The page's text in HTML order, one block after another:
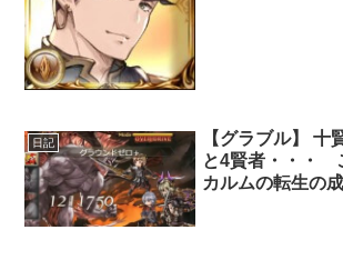
日記
【グラブル】 十
と4賢者・・・
カルムの転生の